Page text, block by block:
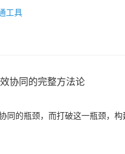
工具
协同的完整方法论
同的瓶颈，而打破这一瓶颈，